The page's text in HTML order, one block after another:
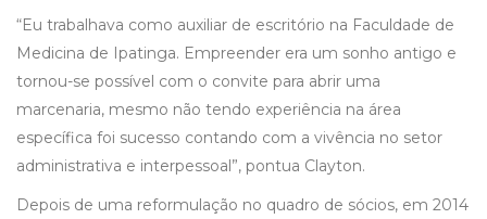
“Eu trabalhava como auxiliar de escritório na Faculdade de
Medicina de Ipatinga. Empreender era um sonho antigo e
tornou-se possível com o convite para abrir uma
marcenaria, mesmo não tendo experiência na área
específica foi sucesso contando com a vivência no setor
administrativa e interpessoal”, pontua Clayton.
Depois de uma reformulação no quadro de sócios, em 2014